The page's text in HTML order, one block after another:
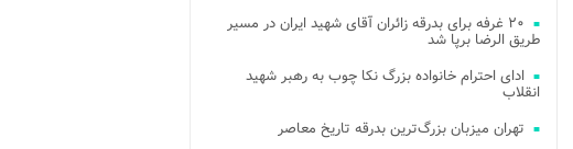
۲۰ غرفه برای بدرقه زائران آقای شهید ایران در مسیر
طریق الرضا برپا شد
ادای احترام خانواده بزرگ نکا چوب به رهبر شهید
انقلاب
تهران میزبان بزرگ‌ترین بدرقه تاریخ معاصر